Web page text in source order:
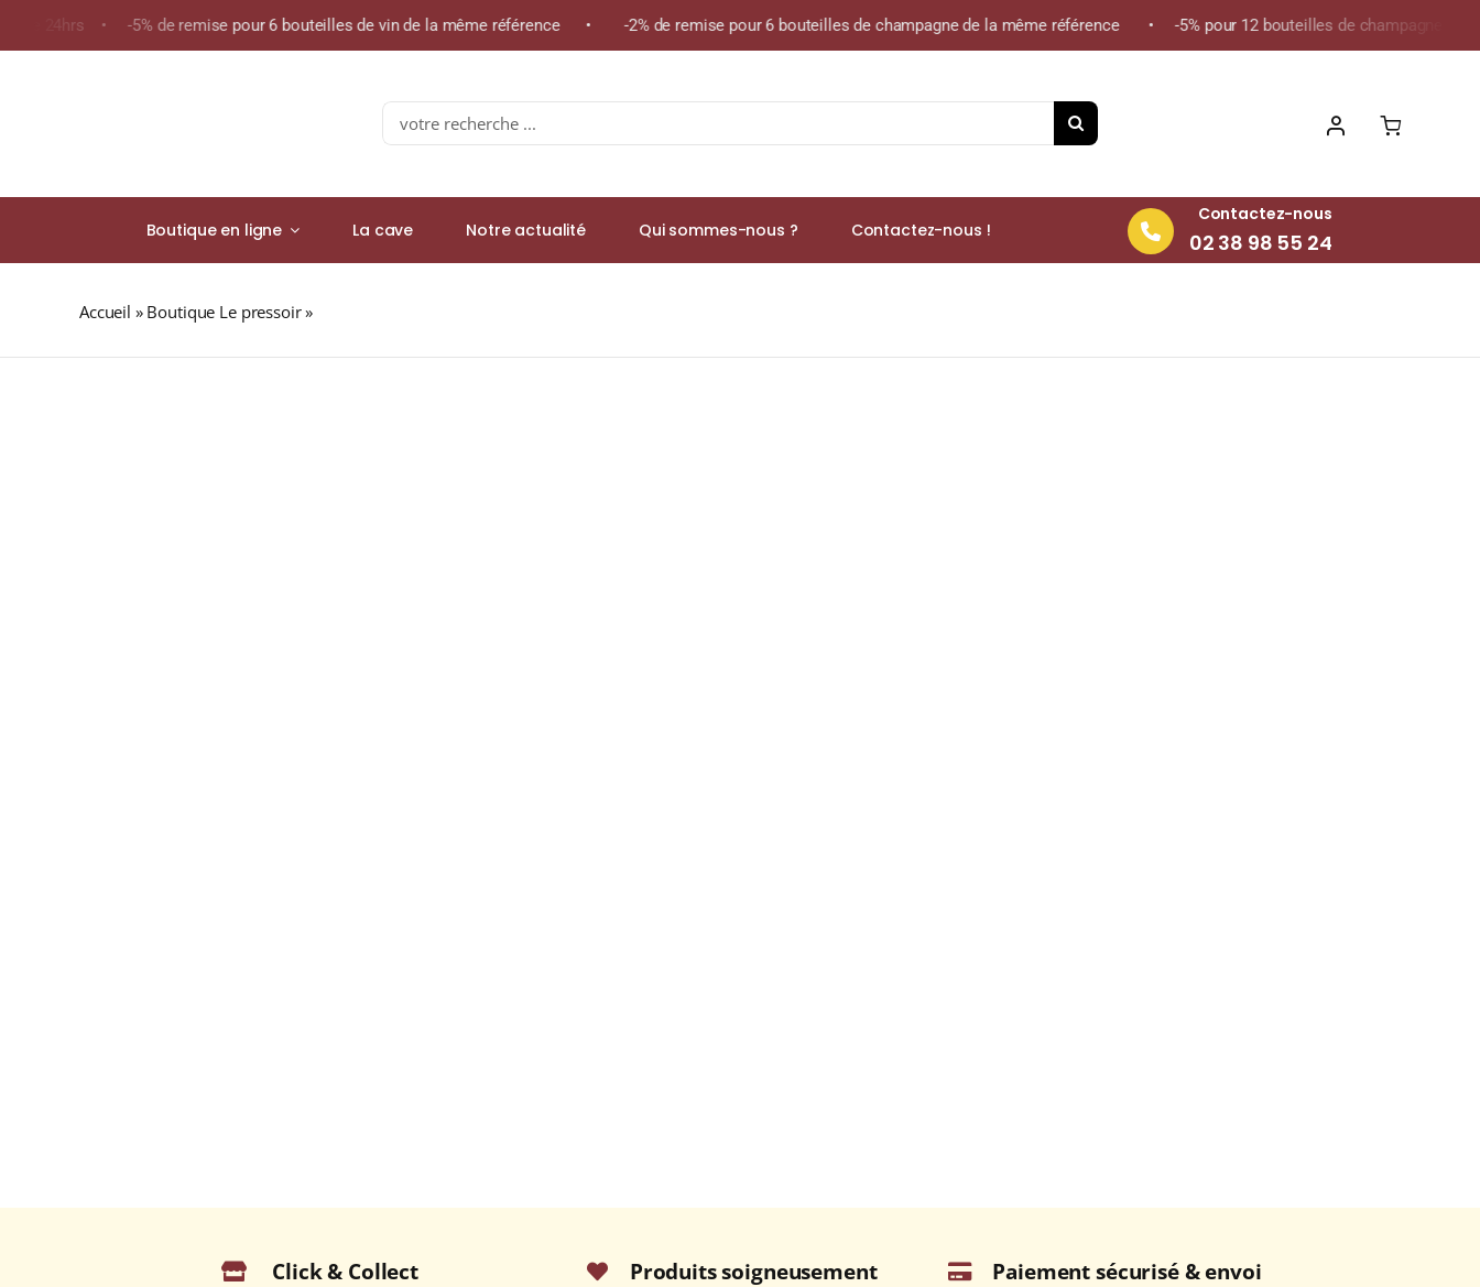
24hrs • -5% de remise pour 6 bouteilles de vin de la même référence • -2% de remise pour 6 bouteilles de champagne de la même référence • -5% pour 12 bouteilles de champagne de la
Search
for:
Boutique en ligne La cave Notre actualité Qui sommes-nous ? Contactez-nous !
Contactez-nous
02 38 98 55 24
Accueil » Boutique Le pressoir»
Click & Collect
Produits soigneusement
Paiement sécurisé & envoi